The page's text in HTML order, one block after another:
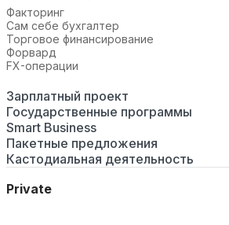
Факторинг
Сам себе бухгалтер
Торговое финансирование
Форвард
FX-операции
Зарплатный проект
Государственные программы
Smart Business
Пакетные предложения
Кастодиальная деятельность
Private